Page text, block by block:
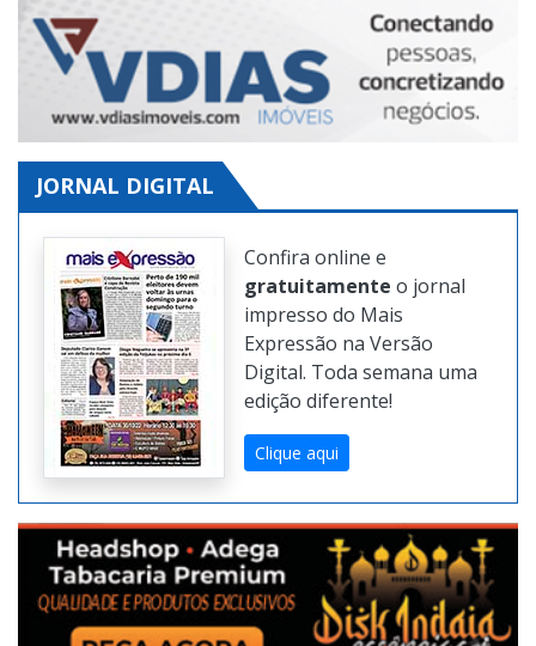
JORNAL DIGITAL
Confira online e
gratuitamenteo jornal
impresso do Mais
Expressão na Versão
Digital. Toda semana uma
edição diferente!
Clique aqui